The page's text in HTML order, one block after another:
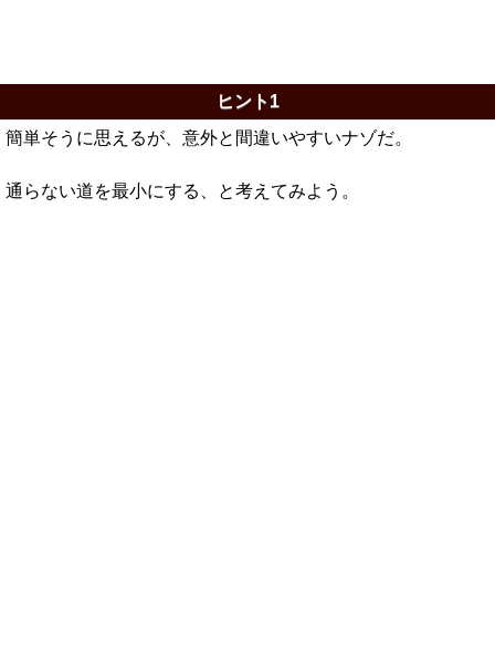
ヒント1
簡単そうに思えるが、意外と間違いやすいナゾだ。
通らない道を最小にする、と考えてみよう。